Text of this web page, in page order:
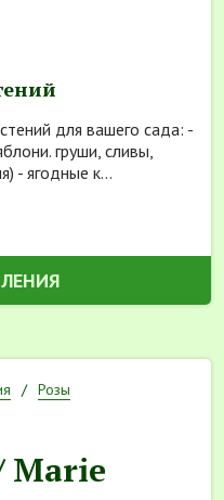
для вашего сада: -
груши, сливы,
- ягодные к...
Розы